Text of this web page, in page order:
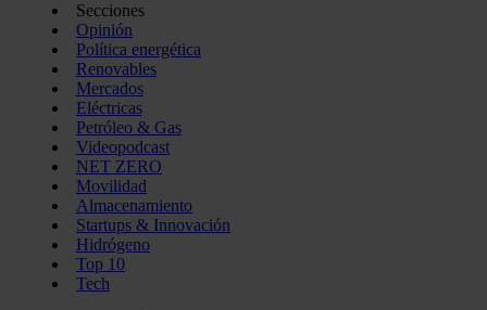
Secciones
Opinión
Política energética
Renovables
Mercados
Eléctricas
Petróleo & Gas
Videopodcast
NET ZERO
Movilidad
Almacenamiento
Startups & Innovación
Hidrógeno
Top 10
Tech